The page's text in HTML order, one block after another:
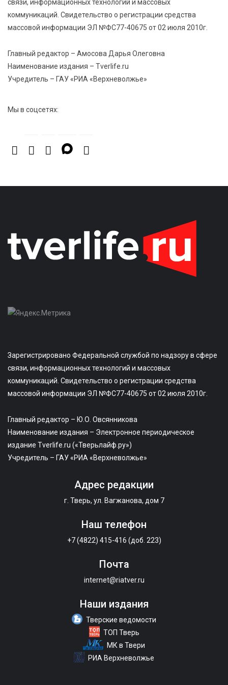
Виталий Королев поздравил победительниц
«Большой перемены»
Рекорд года: в июле в России продали 122,1 тыс.
новых легковых авто
связи, информационных технологий и массовых
коммуникаций. Свидетельство о регистрации средства
массовой информации ЭЛ №ФС77-40675 от 02 июля 2010г.
Главный редактор – Амосова Дарья Олеговна
Наименование издания – Tverlife.ru
Учредитель – ГАУ «РИА «Верхневолжье»
Мы в соцсетях:
Зарегистрировано Федеральной службой по надзору в сфере
связи, информационных технологий и массовых
коммуникаций. Свидетельство о регистрации средства
массовой информации ЭЛ №ФС77-40675 от 02 июля 2010г.
Главный редактор – Ю.О. Овсянникова
Наименование издания – Электронное периодическое
издание Tverlife.ru («Тверьлайф.ру»)
Учредитель – ГАУ «РИА «Верхневолжье»
Адрес редакции
г. Тверь, ул. Вагжанова, дом 7
Наш телефон
+7 (4822) 415-416 (доб. 223)
Почта
internet@riatver.ru
Наши издания
Тверские ведомости
ТОП Тверь
МК в Твери
РИА Верхневолжье